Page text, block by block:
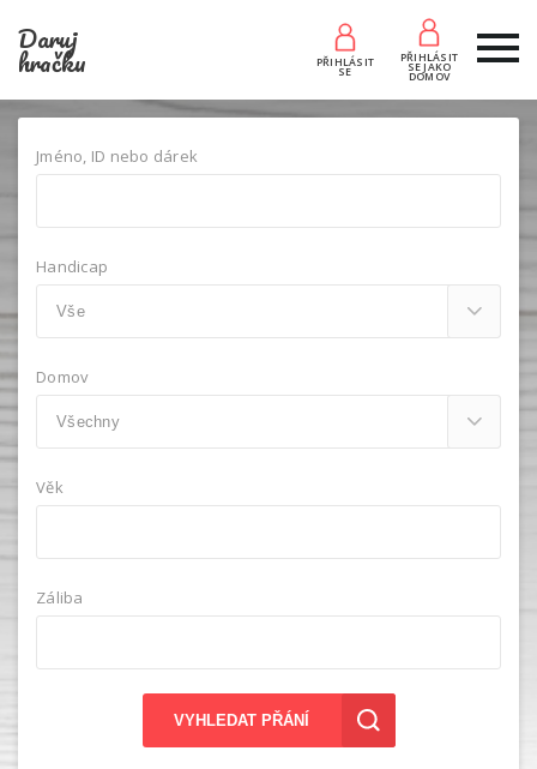
Daruj
hračku PŘIHLÁSIT
SE
PŘIHLÁSIT
SE JAKO
DOMOV
Jméno, ID nebo dárek
Handicap
Domov
Věk
Záliba
VYHLEDAT PŘÁNÍ